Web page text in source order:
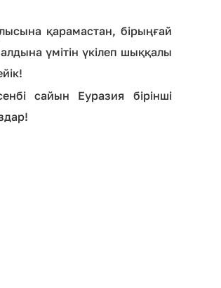
қарамастан, бірыңғай
үмітін үкілеп шыққалы
сайын Еуразия бірінші